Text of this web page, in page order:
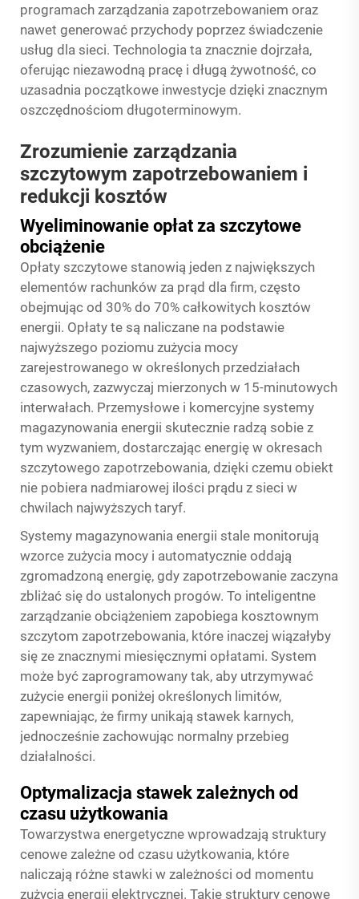
programach zarządzania zapotrzebowaniem oraz
nawet generować przychody poprzez świadczenie
usług dla sieci. Technologia ta znacznie dojrzała,
oferując niezawodną pracę i długą żywotność, co
uzasadnia początkowe inwestycje dzięki znacznym
oszczędnościom długoterminowym.
Zrozumienie zarządzania
szczytowym zapotrzebowaniem i
redukcji kosztów
Wyeliminowanie opłat za szczytowe
obciążenie
Opłaty szczytowe stanowią jeden z największych
elementów rachunków za prąd dla firm, często
obejmując od 30% do 70% całkowitych kosztów
energii. Opłaty te są naliczane na podstawie
najwyższego poziomu zużycia mocy
zarejestrowanego w określonych przedziałach
czasowych, zazwyczaj mierzonych w 15-minutowych
interwałach. Przemysłowe i komercyjne systemy
magazynowania energii skutecznie radzą sobie z
tym wyzwaniem, dostarczając energię w okresach
szczytowego zapotrzebowania, dzięki czemu obiekt
nie pobiera nadmiarowej ilości prądu z sieci w
chwilach najwyższych taryf.
Systemy magazynowania energii stale monitorują
wzorce zużycia mocy i automatycznie oddają
zgromadzoną energię, gdy zapotrzebowanie zaczyna
zbliżać się do ustalonych progów. To inteligentne
zarządzanie obciążeniem zapobiega kosztownym
szczytom zapotrzebowania, które inaczej wiązałyby
się ze znacznymi miesięcznymi opłatami. System
może być zaprogramowany tak, aby utrzymywać
zużycie energii poniżej określonych limitów,
zapewniając, że firmy unikają stawek karnych,
jednocześnie zachowując normalny przebieg
działalności.
Optymalizacja stawek zależnych od
czasu użytkowania
Towarzystwa energetyczne wprowadzają struktury
cenowe zależne od czasu użytkowania, które
naliczają różne stawki w zależności od momentu
zużycia energii elektrycznej. Takie struktury cenowe